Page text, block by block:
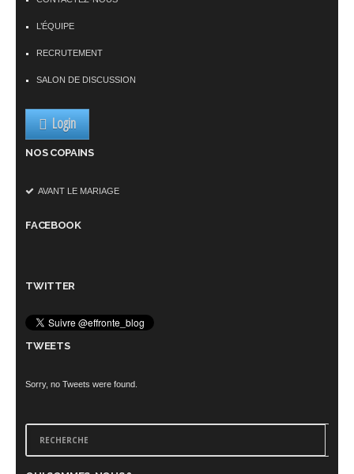
L’ÉQUIPE
RECRUTEMENT
SALON DE DISCUSSION
Login
NOS COPAINS
AVANT LE MARIAGE
FACEBOOK
TWITTER
TWEETS
Sorry, no Tweets were found.